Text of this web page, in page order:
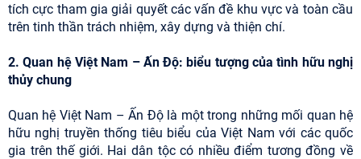
tích cực tham gia giải quyết các vấn đề khu vực và toàn cầu
trên tinh thần trách nhiệm, xây dựng và thiện chí.
2. Quan hệ Việt Nam – Ấn Độ: biểu tượng của tình hữu nghị
thủy chung
Quan hệ Việt Nam – Ấn Độ là một trong những mối quan hệ
hữu nghị truyền thống tiêu biểu của Việt Nam với các quốc
gia trên thế giới. Hai dân tộc có nhiều điểm tương đồng về